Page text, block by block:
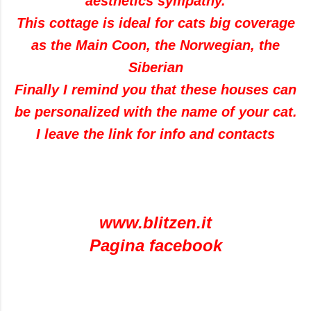
This cottage is ideal for cats big coverage
as the Main Coon, the Norwegian, the
Siberian
Finally I remind you that these houses can
be personalized with the name of your cat.
I leave the link for info and contacts
www.blitzen.it
Pagina facebook